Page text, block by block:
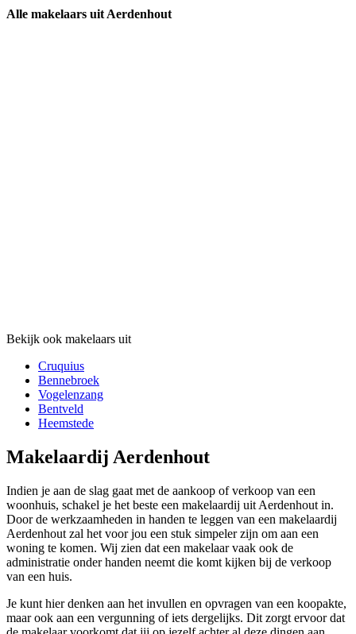
Alle makelaars uit Aerdenhout
Bekijk ook makelaars uit
Cruquius
Bennebroek
Vogelenzang
Bentveld
Heemstede
Makelaardij Aerdenhout
Indien je aan de slag gaat met de aankoop of verkoop van een
woonhuis, schakel je het beste een makelaardij uit Aerdenhout in.
Door de werkzaamheden in handen te leggen van een makelaardij
Aerdenhout zal het voor jou een stuk simpeler zijn om aan een
woning te komen. Wij zien dat een makelaar vaak ook de
administratie onder handen neemt die komt kijken bij de verkoop
van een huis.
Je kunt hier denken aan het invullen en opvragen van een koopakte,
maar ook aan een vergunning of iets dergelijks. Dit zorgt ervoor dat